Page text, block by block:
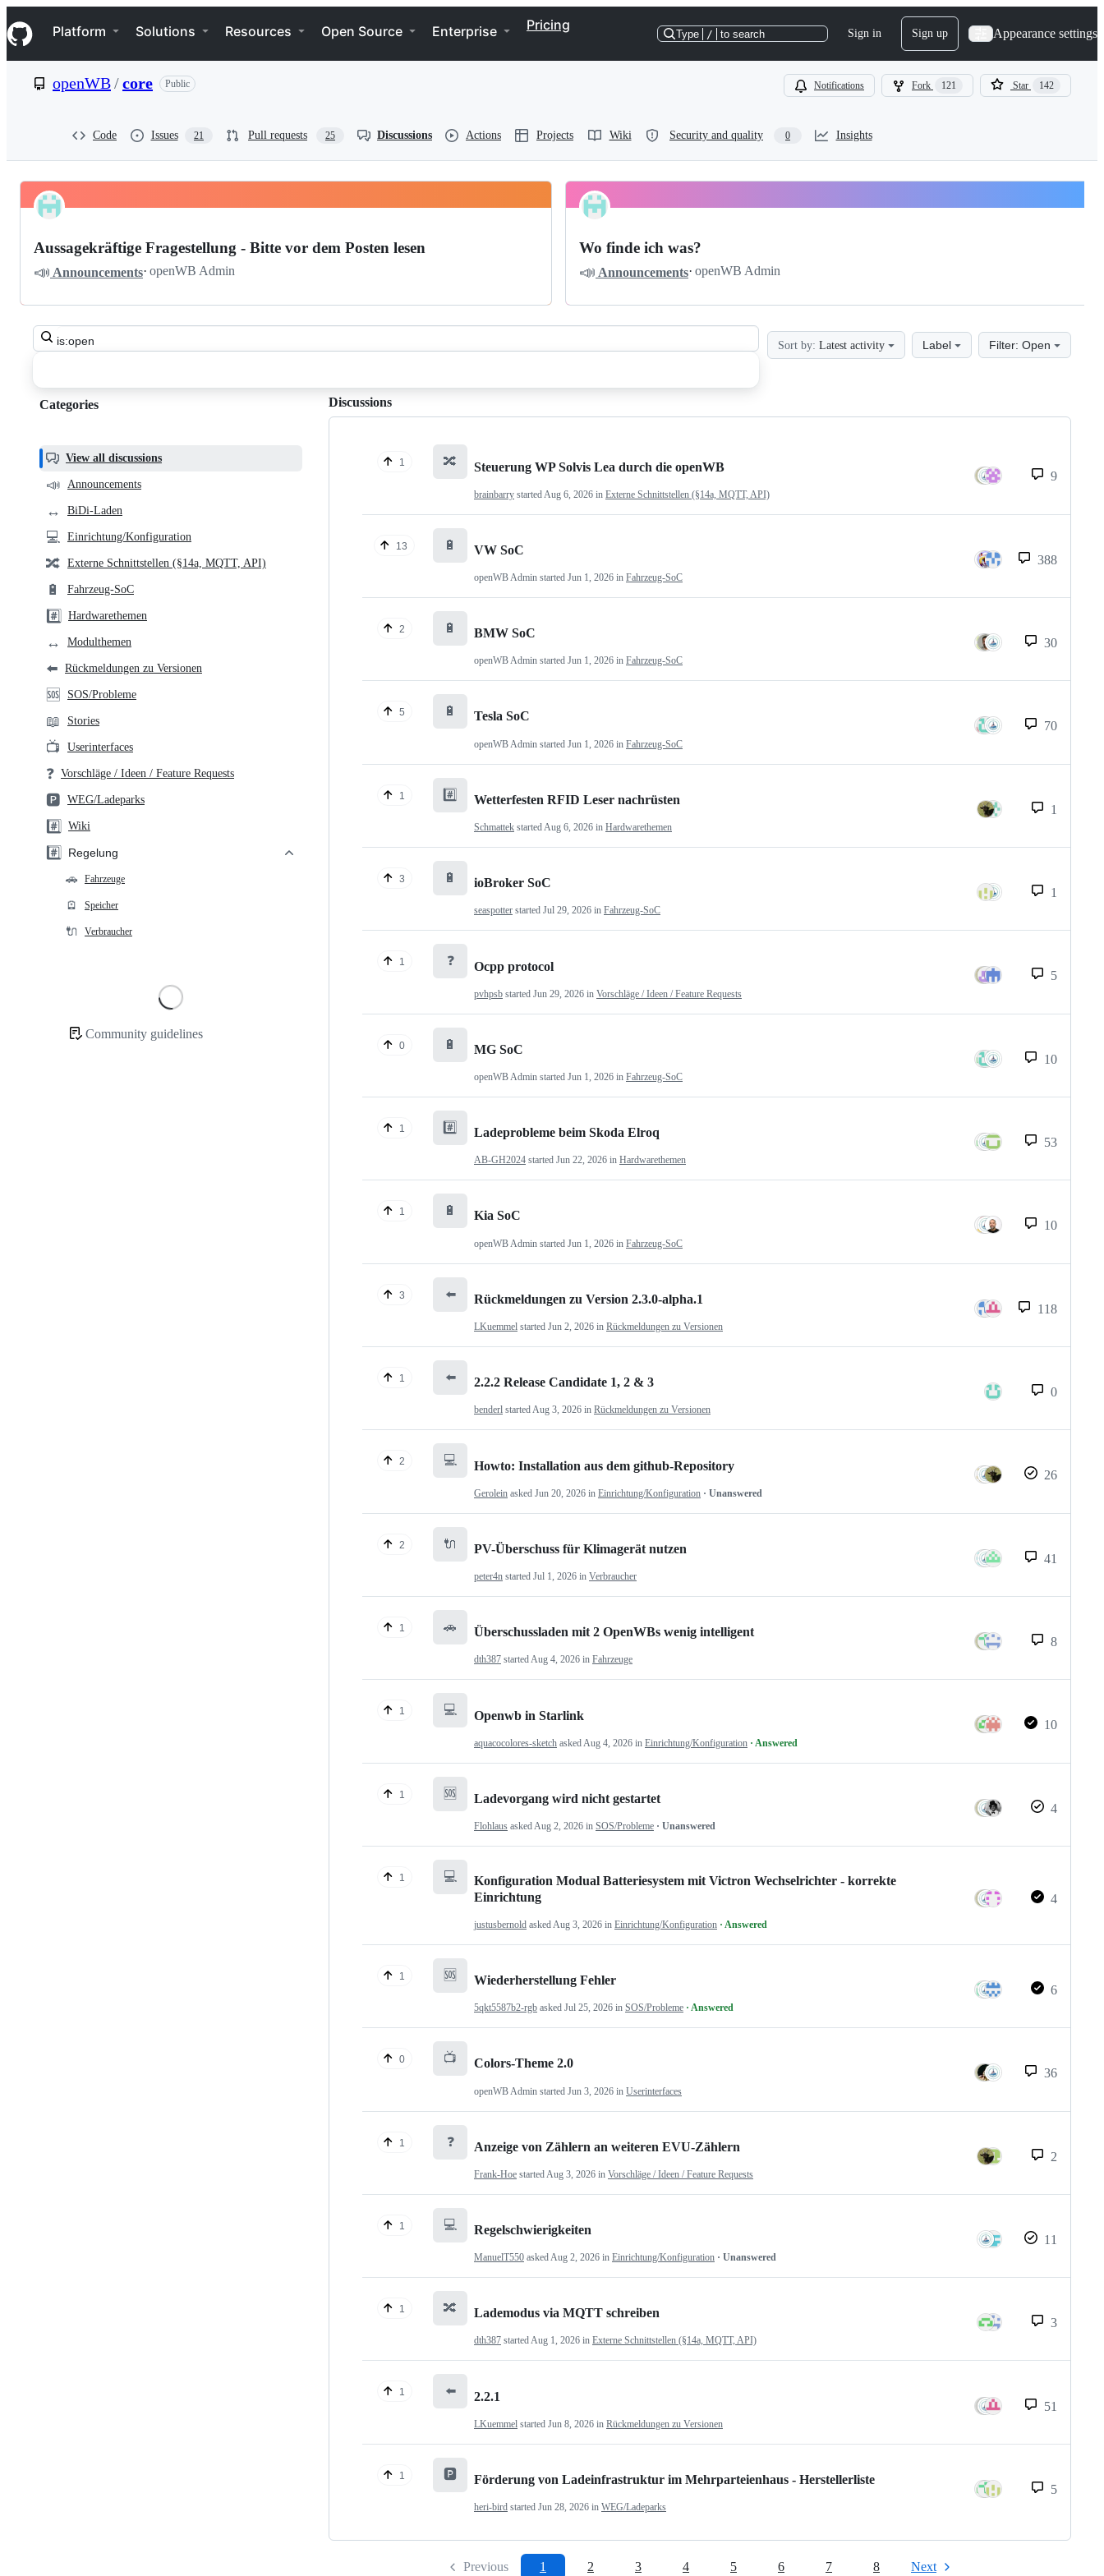
k
i
p
e
Navigation Menu
Platform Solutions Resources Open Source Enterprise Pricing
Type / to search Sign in Sign up Appearance settings
openWB/core Public Notifications Fork 121 Star 142
Code Issues 21 Pull requests 25 Discussions Actions Projects Wiki Security and quality 0 Insights
openWB
core
Discussions
Pinned
Aussagekräftige Fragestellung - Bitte vor dem Posten lesen
📣 Announcements· openWB Admin
Wo finde ich was?
📣 Announcements· openWB Admin
Search
all
Sort by: Latest activity Label Filter: Open
Categories,
helpful,
and
links
Categories
View all discussions
📣 Announcements
↔️ BiDi-Laden
💻 Einrichtung/Konfiguration
🔀 Externe Schnittstellen (§14a, MQTT, API)
🔋 Fahrzeug-SoC
#️⃣ Hardwarethemen
↔️ Modulthemen
⬅️ Rückmeldungen zu Versionen
🆘 SOS/Probleme
📖 Stories
📺 Userinterfaces
❓ Vorschläge / Ideen / Feature Requests
🅿️ WEG/Ladeparks
#️⃣ Wiki
#️⃣
Regelung
🚗
Fahrzeuge
🪫 Speicher
🔌 Verbraucher
Community guidelines
Discussions
1 🔀 Steuerung WP Solvis Lea durch die openWB
brainbarry started Aug 6, 2026 in Externe Schnittstellen (§14a, MQTT, API)
9
13 🔋 VW SoC
openWB Admin started Jun 1, 2026 in Fahrzeug-SoC
388
2 🔋 BMW SoC
openWB Admin started Jun 1, 2026 in Fahrzeug-SoC
30
5 🔋 Tesla SoC
openWB Admin started Jun 1, 2026 in Fahrzeug-SoC
70
1 #️⃣ Wetterfesten RFID Leser nachrüsten
Schmattek startedAug 6, 2026 in Hardwarethemen
1
3 🔋 ioBroker SoC
seaspotter started Jul 29, 2026 in Fahrzeug-SoC
1
1 ❓ Ocpp protocol
pvhpsb started Jun 29, 2026 in Vorschläge / Ideen / Feature Requests
5
0 🔋 MG SoC
openWB Admin started Jun 1, 2026 in Fahrzeug-SoC
10
1 #️⃣ Ladeprobleme beim Skoda Elroq
AB-GH2024 started Jun 22, 2026 in Hardwarethemen
53
1 🔋 Kia SoC
openWB Admin started Jun 1, 2026 in Fahrzeug-SoC
10
3 ⬅️ Rückmeldungen zu Version 2.3.0-alpha.1
LKuemmel started Jun 2, 2026 in Rückmeldungen zu Versionen
118
1 ⬅️ 2.2.2 Release Candidate 1, 2 & 3
benderl startedAug 3, 2026 in Rückmeldungen zu Versionen
0
2 💻 Howto: Installation aus dem github-Repository
Gerolein asked Jun 20, 2026 in Einrichtung/Konfiguration · Unanswered
26
2 🔌 PV-Überschuss für Klimagerät nutzen
peter4n started Jul 1, 2026 in Verbraucher
41
1 🚗 Überschussladen mit 2 OpenWBs wenig intelligent
dth387 startedAug 4, 2026 in Fahrzeuge
8
1 💻 Openwb in Starlink
aquacocolores-sketch asked Aug 4, 2026 in Einrichtung/Konfiguration · Answered
10
1 🆘 Ladevorgang wird nicht gestartet
Flohlaus askedAug 2, 2026 in SOS/Probleme · Unanswered
4
1 💻
Konfiguration Modual Batteriesystem mit Victron Wechselrichter - korrekte
Einrichtung
justusbernold askedAug 3, 2026 in Einrichtung/Konfiguration · Answered
4
1 🆘 Wiederherstellung Fehler
5qkt5587b2-rgb asked Jul 25, 2026 in SOS/Probleme · Answered
6
0 📺 Colors-Theme 2.0
openWB Admin started Jun 3, 2026 in Userinterfaces
36
1 ❓ Anzeige von Zählern an weiteren EVU-Zählern
Frank-Hoe startedAug 3, 2026 in Vorschläge / Ideen / Feature Requests
2
1 💻 Regelschwierigkeiten
ManuelT550 askedAug 2, 2026 in Einrichtung/Konfiguration · Unanswered
11
1 🔀 Lademodus via MQTT schreiben
dth387 startedAug 1, 2026 in Externe Schnittstellen (§14a, MQTT, API)
3
1 ⬅️ 2.2.1
LKuemmel started Jun 8, 2026 in Rückmeldungen zu Versionen
51
1 🅿️ Förderung von Ladeinfrastruktur im Mehrparteienhaus - Herstellerliste
heri-bird started Jun 28, 2026 in WEG/Ladeparks
5
Previous 1 2 3 4 5 6 7 8 Next